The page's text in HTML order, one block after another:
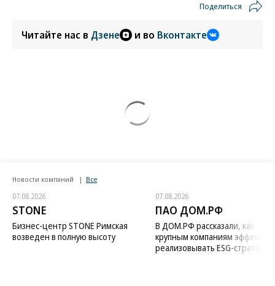
Поделиться
Читайте нас в Дзене и во Вконтакте
Новости компаний Все
07.08.2026
STONE
Бизнес-центр STONE Римская
возведен в полную высоту
07.08.2026
ПАО ДОМ.РФ
В ДОМ.РФ рассказали, как
крупным компаниям
реализовывать ESG-стратегию